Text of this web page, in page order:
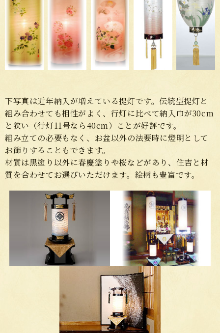
下写真は近年納入が増えている提灯です。伝統型提灯と
組み合わせても相性がよく、行灯に比べて納入巾が30cm
と狭い（行灯11号なら40cm）ことが好評です。
組み立ての必要もなく、お盆以外の法要時に燈明として
お飾りすることもできます。
材質は黒塗り以外に春慶塗りや桜などがあり、住吉と材
質を合わせてお選びいただけます。絵柄も豊富です。